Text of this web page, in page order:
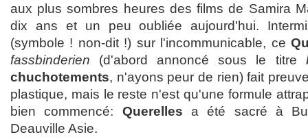
aux plus sombres heures des films de Samira
dix ans et un peu oubliée aujourd'hui.
(symbole ! non-dit !) sur l'incommunicable, ce
fassbinderien (d'abord annoncé sous le titre
chuchotements, n'ayons peur de rien) fait
plastique, mais le reste n'est qu'une formule
bien commencé: Querelles a été sacré à
Deauville Asie.